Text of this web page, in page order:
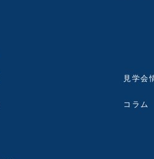
見学会
コラム